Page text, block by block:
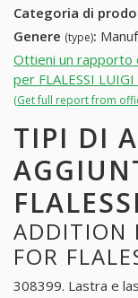
Categoria di
Genere (type):
Ottieni un rapporto
per FLALESSI LUIGI
(Get full report from
TIPI DI
ADDITION
FOR
308399. Lastra e